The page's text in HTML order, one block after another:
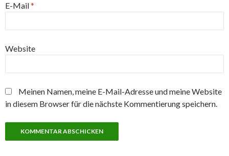
E-Mail*
Website
Meinen Namen, meine E-Mail-Adresse und meine Website
in diesem Browser für die nächste Kommentierung speichern.